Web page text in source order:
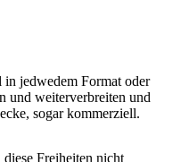
jedwedem Format oder
und weiterverbreiten und
sogar kommerziell.
Freiheiten nicht